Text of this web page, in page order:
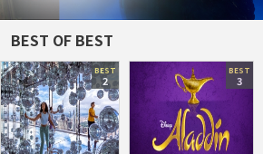
BEST OF BEST
BEST
2
BEST
3